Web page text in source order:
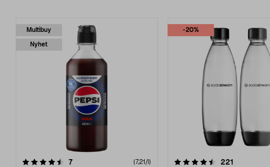
Multibuy
Nyhet
7recensioner (7,21/l)
-20%
4.5 av 5 stjärnor 221
4.5 av 5 stjärnor